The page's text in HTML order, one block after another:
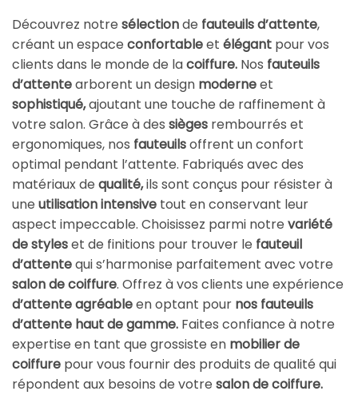
Découvrez notre sélectionde fauteuils d’attente,
créant un espace confortableet élégant pour vos
clients dans le monde de lacoiffure. Nos fauteuils
d’attentearborent un design moderneet
sophistiqué,ajoutant une touche de raffinement à
votre salon. Grâce à des sièges rembourrés et
ergonomiques, nos fauteuilsoffrent un confort
optimal pendant l’attente. Fabriqués avec des
matériaux de qualité,ils sont conçus pour résister à
une utilisation intensive tout en conservant leur
aspect impeccable. Choisissez parmi notre variété
de styleset de finitions pour trouver le fauteuil
d’attentequi s’harmonise parfaitement avec votre
salon de coiffure. Offrez à vos clients une expérience
d’attente agréableen optant pour nos fauteuils
d’attente haut de gamme. Faites confiance à notre
expertise en tant que grossiste en mobilier de
coiffure pour vous fournir des produits de qualité qui
répondent aux besoins de votre salon de coiffure.